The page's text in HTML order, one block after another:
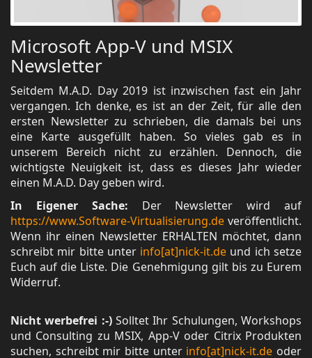
Microsoft App-V und MSIX
Newsletter
Seitdem M.A.D. Day 2019 ist inzwischen fast ein Jahr
vergangen. Ich denke, es ist an der Zeit, für alle den
ersten Newsletter zu schrieben, die damals bei uns
eine Karte ausgefüllt haben. So vieles gab es in
unserem Bereich nicht zu erzählen. Dennoch, die
wichtigste Neuigkeit ist, dass es dieses Jahr wieder
einen M.A.D. Day geben wird.
In Eigener Sache: Der Newsletter wird auf
https://www.Software-Virtualisierung.de veröffentlicht.
Wenn ihr einen Newsletter ERHALTEN möchtet, dann
schreibt mir bitte unter info[at]nick-it.de und ich setze
Euch auf die Liste. Die Genehmigung gilt bis zu Eurem
Widerruf.
Nicht werbefrei :-)Solltet Ihr Schulungen, Workshops
und Consulting zu MSIX, App-V oder Citrix Produkten
suchen, schreibt mir bitte unter info[at]nick-it.de oder